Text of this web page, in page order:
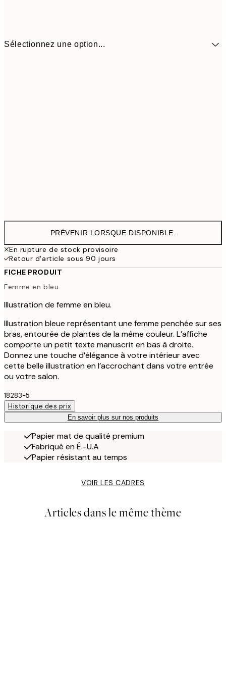
Sélectionnez une option...
PRÉVENIR LORSQUE DISPONIBLE.
En rupture de stock provisoire
Retour d'article sous 90 jours
FICHE PRODUIT
Femme en bleu
Illustration de femme en bleu.
Illustration bleue représentant une femme penchée sur ses
bras, entourée de plantes de la même couleur. L’affiche
comporte un petit texte manuscrit en bas à droite.
Donnez une touche d’élégance à votre intérieur avec
cette belle illustration en l’accrochant dans votre entrée
ou votre salon.
18283-5
Historique des prix
En savoir plus sur nos produits
Papier mat de qualité premium
Fabriqué en É.-U.A
Papier résistant au temps
VOIR LES CADRES
Articles dans le même thème